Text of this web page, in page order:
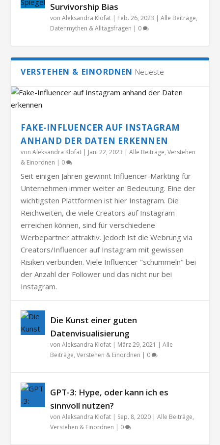
Survivorship Bias
vonAleksandra Klofat | Feb. 26, 2023 |Alle Beiträge,
Datenmythen & Alltagsfragen | 0
VERSTEHEN & EINORDNEN Neueste
FAKE-INFLUENCER AUF INSTAGRAM
ANHAND DER DATEN ERKENNEN
vonAleksandra Klofat | Jan. 22, 2023 |Alle Beiträge,Verstehen
& Einordnen | 0
Seit einigen Jahren gewinnt Influencer-Markting für
Unternehmen immer weiter an Bedeutung. Eine der
wichtigsten Plattformen ist hier Instagram. Die
Reichweiten, die viele Creators auf Instagram
erreichen können, sind für verschiedene
Werbepartner attraktiv. Jedoch ist die Webrung via
Creators/Influencer auf Instagram mit gewissen
Risiken verbunden. Viele Influencer "schummeln" bei
der Anzahl der Follower und das nicht nur bei
Instagram.
Die Kunst einer guten
Datenvisualisierung
vonAleksandra Klofat | März 29, 2021 |Alle
Beiträge,Verstehen & Einordnen | 0
GPT-3: Hype, oder kann ich es
sinnvoll nutzen?
vonAleksandra Klofat | Sep. 8, 2020 |Alle Beiträge,
Verstehen & Einordnen | 0